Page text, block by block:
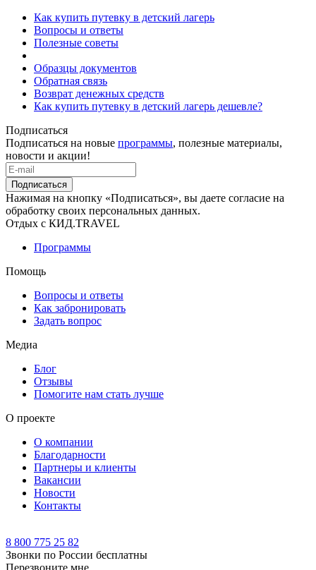
Как купить путевку в детский лагерь
Вопросы и ответы
Полезные советы
Образцы документов
Обратная связь
Возврат денежных средств
Как купить путевку в детский лагерь дешевле?
Подписаться
Подписаться на новые программы, полезные материалы,
новости и акции!
Подписаться
Нажимая на кнопку «Подписаться», вы даете согласие на
обработку своих персональных данных.
Отдых с КИД.TRAVEL
Программы
Помощь
Вопросы и ответы
Как забронировать
Задать вопрос
Медиа
Блог
Отзывы
Помогите нам стать лучше
О проекте
О компании
Благодарности
Партнеры и клиенты
Вакансии
Новости
Контакты
8 800 775 25 82
Звонки по России бесплатны
Перезвоните мне